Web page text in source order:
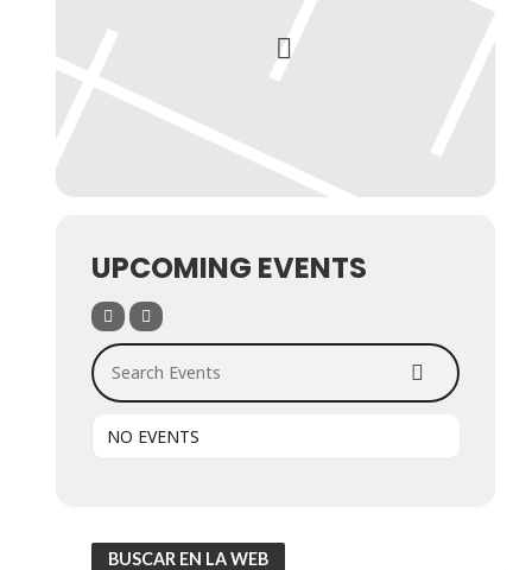
UPCOMING EVENTS
Search Events
NO EVENTS
BUSCAR EN LA WEB